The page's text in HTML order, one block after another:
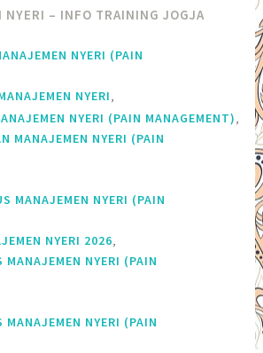
NYERI – INFO TRAINING JOGJA
NYERI (PAIN
NYERI
NYERI (PAIN MANAGEMENT)
MANAJEMEN NYERI (PAIN
MANAJEMEN NYERI (PAIN
NYERI 2026
NYERI (PAIN
NYERI (PAIN